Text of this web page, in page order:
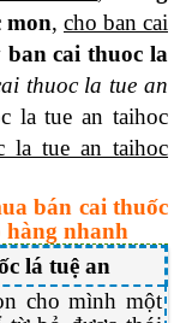
mon, cho ban cai
ban cai thuoc la
thuoc la tue an
la tue an taihoc
la tue an taihoc
bán cai thuốc
hàng nhanh
lá tuệ an
cho mình một